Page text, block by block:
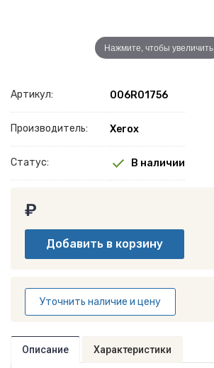
Нажмите, чтобы увеличить
Артикул: 006R01756
Производитель: Xerox
Статус: В наличии
₽
Уточнить наличие и цену
Описание Характеристики